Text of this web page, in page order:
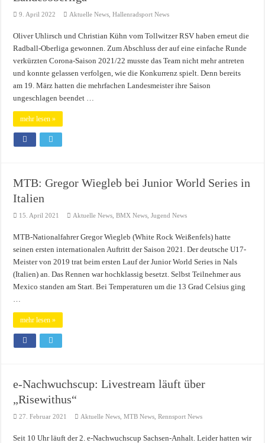
9. April 2022 Aktuelle News ,Hallenradsport News
Oliver Uhlirsch und Christian Kühn vom Tollwitzer RSV haben erneut die
Radball-Oberliga gewonnen. Zum Abschluss der auf eine einfache Runde
verkürzten Corona-Saison 2021/22 musste das Team nicht mehr antreten
und konnte gelassen verfolgen, wie die Konkurrenz spielt. Denn bereits
am 19. März hatten die mehrfachen Landesmeister ihre Saison
ungeschlagen beendet …
mehr lesen »
MTB: Gregor Wiegleb bei Junior World Series in
Italien
15. April 2021 Aktuelle News ,BMX News ,Jugend News
MTB-Nationalfahrer Gregor Wiegleb (White Rock Weißenfels) hatte
seinen ersten internationalen Auftritt der Saison 2021. Der deutsche U17-
Meister von 2019 trat beim ersten Lauf der Junior World Series in Nals
(Italien) an. Das Rennen war hochklassig besetzt. Selbst Teilnehmer aus
Mexico standen am Start. Bei Temperaturen um die 13 Grad Celsius ging
…
mehr lesen »
e-Nachwuchscup: Livestream läuft über
„Risewithus“
27. Februar 2021 Aktuelle News ,MTB News ,Rennsport News
Seit 10 Uhr läuft der 2. e-Nachwuchscup Sachsen-Anhalt. Leider hatten wir